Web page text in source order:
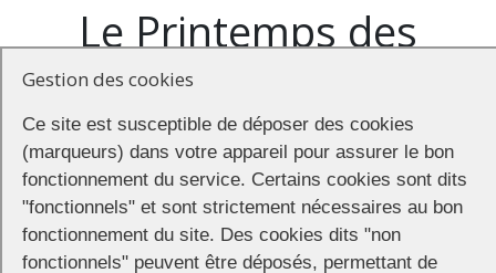
Le Printemps des
Assoces
Le rendez-vous incontournable avec les associations LGBT+ de
Paris et d’Ile-de-France, qui fête cette année son 25ème
anniversaire. Plus de 90 associations présenteront leurs activités.
De nombreuses animations, débats, projections, démonstrations…
Gestion des cookies
Ce site est susceptible de déposer des cookies
(marqueurs) dans votre appareil pour assurer le bon
fonctionnement du service. Certains cookies sont dits
"fonctionnels" et sont strictement nécessaires au bon
fonctionnement du site. Des cookies dits "non
fonctionnels" peuvent être déposés, permettant de